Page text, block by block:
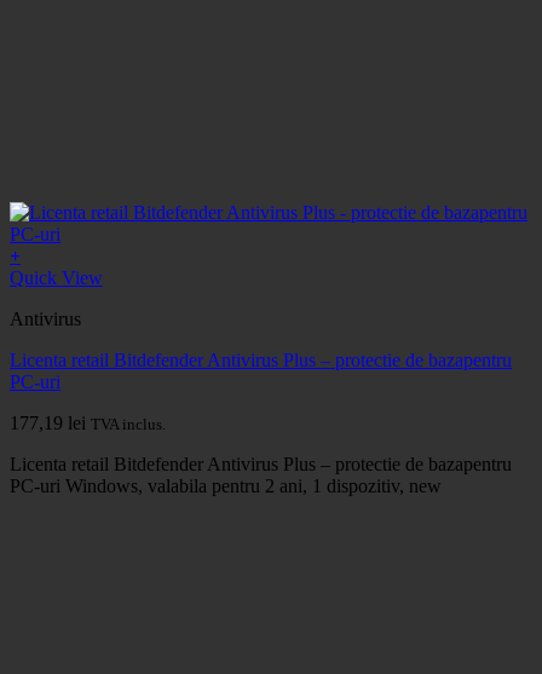
+
Quick View
Antivirus
Licenta retail Bitdefender Antivirus Plus – protectie de bazapentru
PC-uri
177,19 lei TVA inclus.
Licenta retail Bitdefender Antivirus Plus – protectie de bazapentru
PC-uri Windows, valabila pentru 2 ani, 1 dispozitiv, new